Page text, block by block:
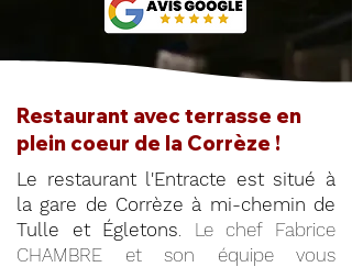
Restaurant avec terrasse en
plein coeur de la Corrèze !
Le restaurant l'Entracte est situé à
la gare de Corrèze à mi-chemin de
Tulle et Égletons. Le chef Fabrice
CHAMBRE et son équipe vous